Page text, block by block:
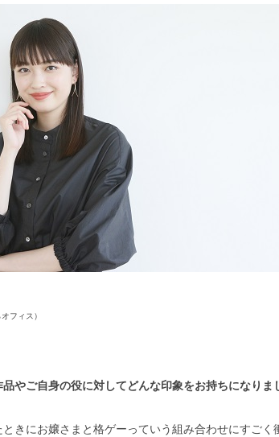
フィス）
やご自身の役に対してどんな印象をお持ちになりま
きにお嬢さまと格ゲーっていう組み合わせにすご